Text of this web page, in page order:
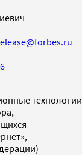
технологии